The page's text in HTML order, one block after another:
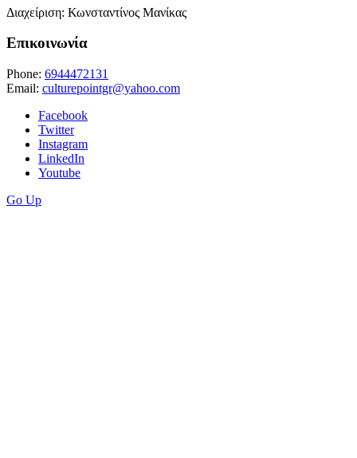
Διαχείριση: Κωνσταντίνος Μανίκας
Επικοινωνία
Phone: 6944472131
Email: culturepointgr@yahoo.com
Facebook
Twitter
Instagram
LinkedIn
Youtube
Go Up